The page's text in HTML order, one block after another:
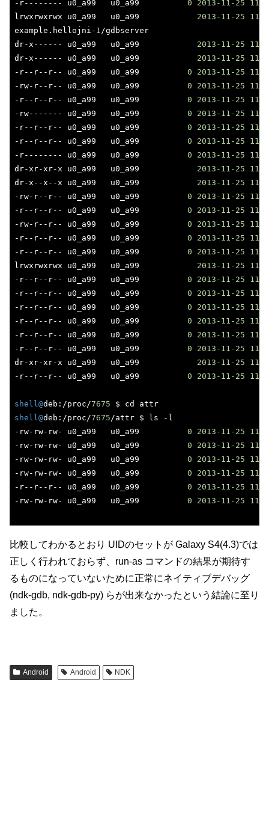
-r-------- u0_a99   u0_a99 0 2013 -11 -25 11
lrwxrwxrwx u0_a99   u0_a99 2013 -11 -25 11
example.hellojni -1 /gdbserver
dr-x------ u0_a99   u0_a99 2013 -11 -25 11
dr-x------ u0_a99   u0_a99 2013 -11 -25 11
-r--r--r-- u0_a99   u0_a99 0 2013 -11 -25 11
-rw-r--r-- u0_a99   u0_a99 0 2013 -11 -25 11
-r--r--r-- u0_a99   u0_a99 0 2013 -11 -25 11
-rw------- u0_a99   u0_a99 0 2013 -11 -25 11
-r--r--r-- u0_a99   u0_a99 0 2013 -11 -25 11
-r--r--r-- u0_a99   u0_a99 0 2013 -11 -25 11
-r-------- u0_a99   u0_a99 0 2013 -11 -25 11
dr-xr-xr-x u0_a99   u0_a99 2013 -11 -25 11
dr-x--x--x u0_a99   u0_a99 2013 -11 -25 11
-rw-r--r-- u0_a99   u0_a99 0 2013 -11 -25 11
-r--r--r-- u0_a99   u0_a99 0 2013 -11 -25 11
-rw-r--r-- u0_a99   u0_a99 0 2013 -11 -25 11
-r--r--r-- u0_a99   u0_a99 0 2013 -11 -25 11
-r--r--r-- u0_a99   u0_a99 0 2013 -11 -25 11
lrwxrwxrwx u0_a99   u0_a99 2013 -11 -25 11
-r--r--r-- u0_a99   u0_a99 0 2013 -11 -25 11
-r--r--r-- u0_a99   u0_a99 0 2013 -11 -25 11
-r--r--r-- u0_a99   u0_a99 0 2013 -11 -25 11
-r--r--r-- u0_a99   u0_a99 0 2013 -11 -25 11
-r--r--r-- u0_a99   u0_a99 0 2013 -11 -25 11
-r--r--r-- u0_a99   u0_a99 0 2013 -11 -25 11
dr-xr-xr-x u0_a99   u0_a99 2013 -11 -25 11
-r--r--r-- u0_a99   u0_a99 0 2013 -11 -25 11
shell@deb:/proc/7675
shell@deb:/proc/7675 /attr $ ls -l
-rw-rw-rw- u0_a99   u0_a99 0 2013 -11 -25 11
-rw-rw-rw- u0_a99   u0_a99 0 2013 -11 -25 11
-rw-rw-rw- u0_a99   u0_a99 0 2013 -11 -25 11
-rw-rw-rw- u0_a99   u0_a99 0 2013 -11 -25 11
-r--r--r-- u0_a99   u0_a99 0 2013 -11 -25 11
-rw-rw-rw- u0_a99   u0_a99 0 2013 -11 -25 11
比較してわかるとおり UIDのセットが Galaxy S4(4.3)では
正しく行われておらず、run-as コマンドの結果が期待す
るものになっていないために正常にネイティブデバッグ
(ndk-gdb, ndk-gdb-py) らが出来なかったという結論に至り
ました。
Android Android NDK